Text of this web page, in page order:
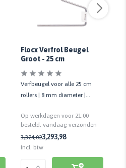
Flocx Verfrol Beugel
Groot - 25 cm
Verfbeugel voor alle 25 cm
rollers | 8 mm diameter |
Op werkdagen voor 21:00
besteld, vandaag verzonden
3,324,023,293,98
Incl. btw